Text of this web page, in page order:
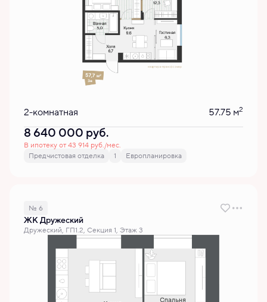
2-комнатная 57.75 м2
8 640 000 руб.
В ипотеку от 43 914 руб./мес.
Предчистовая отделка
1 Европланировка
№ 6
ЖК Дружеский
Дружеский, ГП1.2, Секция 1, Этаж 3